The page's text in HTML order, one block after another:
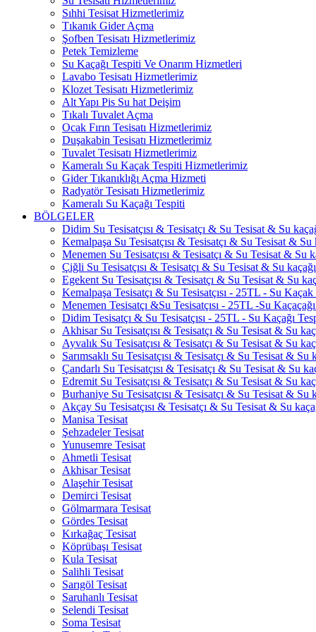
Sıhhi Tesisat Hizmetlerimiz
Tıkanık Gider Açma
Şofben Tesisatı Hizmetlerimiz
Petek Temizleme
Su Kaçağı Tespiti Ve Onarım Hizmetleri
Lavabo Tesisatı Hizmetlerimiz
Klozet Tesisatı Hizmetlerimiz
Alt Yapı Pis Su hat Deişim
Tıkalı Tuvalet Açma
Ocak Fırın Tesisatı Hizmetlerimiz
Duşakabin Tesisatı Hizmetlerimiz
Tuvalet Tesisatı Hizmetlerimiz
Kameralı Su Kaçak Tespiti Hizmetlerimiz
Gider Tıkanıklığı Açma Hizmeti
Radyatör Tesisatı Hizmetlerimiz
Kameralı Su Kaçağı Tespiti
BÖLGELER
Didim Su Tesisatçısı & Tesisatçı & Su Tesisat & Su
Kemalpaşa Su Tesisatçısı & Tesisatçı & Su Tesisat & Su
Menemen Su Tesisatçısı & Tesisatçı & Su Tesisat & Su
Çiğli Su Tesisatçısı & Tesisatçı & Su Tesisat & Su
Egekent Su Tesisatçısı & Tesisatçı & Su Tesisat & Su
Kemalpaşa Tesisatçı & Su Tesisatçısı - 25TL - Su
Menemen Tesisatçı &Su Tesisatçısı - 25TL -Su
Didim Tesisatçı & Su Tesisatçısı - 25TL - Su Kaçağı
Akhisar Su Tesisatçısı & Tesisatçı & Su Tesisat & Su
Ayvalık Su Tesisatçısı & Tesisatçı & Su Tesisat & Su
Sarımsaklı Su Tesisatçısı & Tesisatçı & Su Tesisat & Su
Çandarlı Su Tesisatçısı & Tesisatçı & Su Tesisat & Su
Edremit Su Tesisatçısı & Tesisatçı & Su Tesisat & Su
Burhaniye Su Tesisatçısı & Tesisatçı & Su Tesisat & Su
Akçay Su Tesisatçısı & Tesisatçı & Su Tesisat & Su
Manisa Tesisat
Şehzadeler Tesisat
Yunusemre Tesisat
Ahmetli Tesisat
Akhisar Tesisat
Alaşehir Tesisat
Demirci Tesisat
Gölmarmara Tesisat
Gördes Tesisat
Kırkağaç Tesisat
Köprübaşı Tesisat
Kula Tesisat
Salihli Tesisat
Sarıgöl Tesisat
Saruhanlı Tesisat
Selendi Tesisat
Soma Tesisat